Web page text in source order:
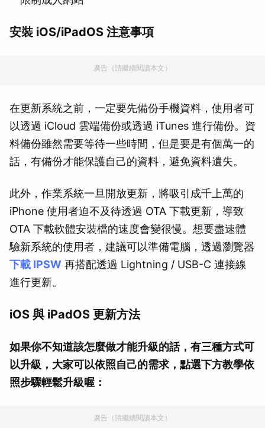
安裝 iOS/iPadOS 注意事項
廣告（請繼續閱讀本文）
在更新系統之前，一定要先備份手機資料，使用者可
以透過 iCloud 雲端備份或透過 iTunes 進行備份。資
料備份雖然需要等待一些時間，但是要是有個萬一的
話，有備份才能保護自己的資料，避免資料遺失。
此外，作業系統一旦開放更新，將吸引成千上萬的
iPhone 使用者迫不及待透過 OTA 下載更新，導致
OTA 下載軟體安裝檔的速度會變很慢。想要盡速體
驗新系統的使用者，建議可以準備電腦，透過瀏覽器
下載 IPSW 再搭配透過 Lightning / USB-C 連接線
進行更新。
iOS 與 iPadOS 更新方法
如果你不知道該怎麼做才能升級的話，有三種方式可
以升級，大家可以依照自己的需求，點選下方教學依
照步驟輕鬆升級喔：
廣告（請繼續閱讀本文）